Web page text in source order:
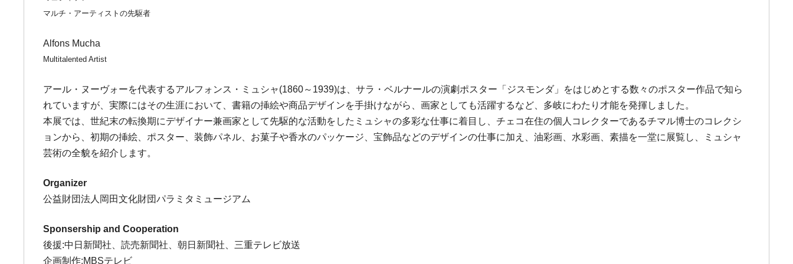
マルチ・アーティストの先駆者
Alfons Mucha
Multitalented Artist
アール・ヌーヴォーを代表するアルフォンス・ミュシャ(1860～1939)は、サラ・ベルナールの演劇ポスター「ジスモンダ」をはじめとする数々のポスター作品で知ら
れていますが、実際にはその生涯において、書籍の挿絵や商品デザインを手掛けながら、画家としても活躍するなど、多岐にわたり才能を発揮しました。
本展では、世紀末の転換期にデザイナー兼画家として先駆的な活動をしたミュシャの多彩な仕事に着目し、チェコ在住の個人コレクターであるチマル博士のコレクシ
ョンから、初期の挿絵、ポスター、装飾パネル、お菓子や香水のパッケージ、宝飾品などのデザインの仕事に加え、油彩画、水彩画、素描を一堂に展覧し、ミュシャ
芸術の全貌を紹介します。
Organizer
公益財団法人岡田文化財団パラミタミュージアム
Sponsership and Cooperation
後援:中日新聞社、読売新聞社、朝日新聞社、三重テレビ放送
企画制作:MBSテレビ